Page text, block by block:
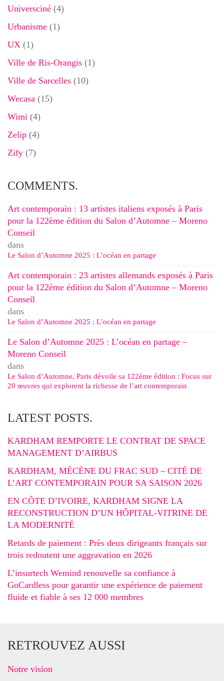
Universciné (4)
Urbanisme (1)
UX (1)
Ville de Ris-Orangis (1)
Ville de Sarcelles (10)
Wecasa (15)
Wimi (4)
Zelip (4)
Zify (7)
COMMENTS.
Art contemporain : 13 artistes italiens exposés à Paris
pour la 122ème édition du Salon d’Automne – Moreno
Conseil
dans
Le Salon d’Automne 2025 : L’océan en partage
Art contemporain : 23 artistes allemands exposés à Paris
pour la 122ème édition du Salon d’Automne – Moreno
Conseil
dans
Le Salon d’Automne 2025 : L’océan en partage
Le Salon d’Automne 2025 : L’océan en partage –
Moreno Conseil
dans
Le Salon d’Automne, Paris dévoile sa 122ème édition : Focus sur
20 œuvres qui explorent la richesse de l’art contemporain
LATEST POSTS.
KARDHAM REMPORTE LE CONTRAT DE SPACE
MANAGEMENT D’AIRBUS
KARDHAM, MÉCÈNE DU FRAC SUD – CITÉ DE
L’ART CONTEMPORAIN POUR SA SAISON 2026
EN CÔTE D’IVOIRE, KARDHAM SIGNE LA
RECONSTRUCTION D’UN HÔPITAL-VITRINE DE
LA MODERNITÉ
Retards de paiement : Près deux dirigeants français sur
trois redoutent une aggravation en 2026
L’insurtech Wemind renouvelle sa confiance à
GoCardless pour garantir une expérience de paiement
fluide et fiable à ses 12 000 membres
RETROUVEZ AUSSI
Notre vision